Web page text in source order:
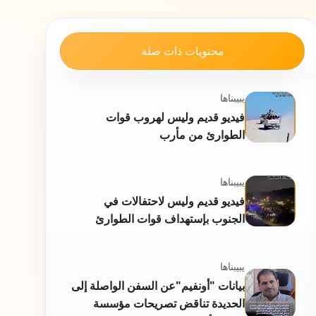
محتويات ذات صلة
يبيبناها
فيديو قديم وليس لهروب قوات
الطوارئ من مأرب
يبيبناها
فيديو قديم وليس لاحتفالات في
الجنوب بإستهداف قوات الطوارئ
يبيبناها
بيانات "أونفيم"عن السفن الواصلة إلى
الحديدة تناقض تصريحات مؤسسة